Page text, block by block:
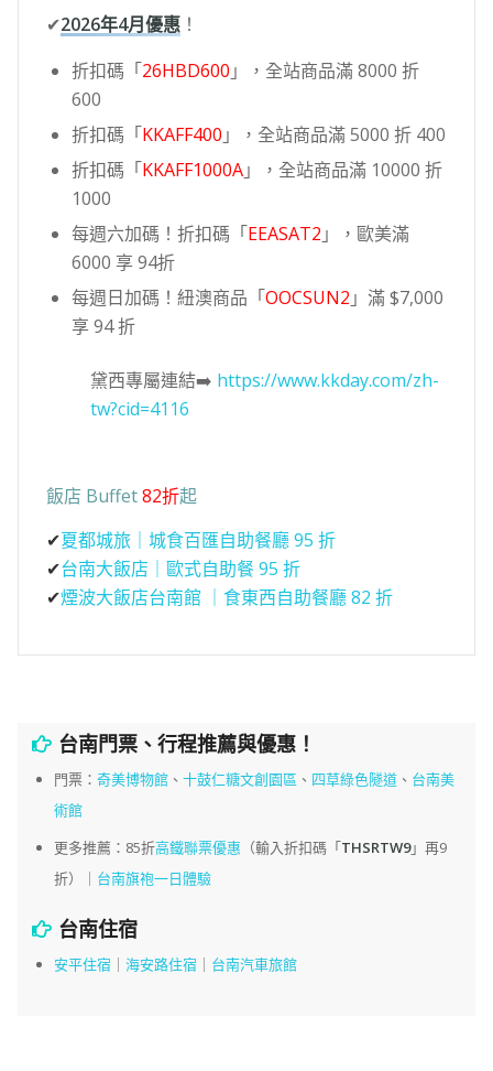
✔2026年4月優惠！
折扣碼「26HBD600 」，全站商品滿 8000 折
600
折扣碼「KKAFF400 」，全站商品滿 5000 折 400
折扣碼「KKAFF1000A」，全站商品滿 10000 折
1000
每週六加碼！折扣碼「EEASAT2 」，歐美滿
6000 享 94折
每週日加碼！紐澳商品「OOCSUN2 」滿 $7,000
享 94 折
黛西專屬連結➡️ https://www.kkday.com/zh-
tw?cid=4116
飯店 Buffet82折起
✔夏都城旅｜城食百匯自助餐廳 95 折
✔台南大飯店｜歐式自助餐 95 折
✔煙波大飯店台南館 ｜食東西自助餐廳 82 折
台南門票、行程推薦與優惠！
門票： 奇美博物館、 十鼓仁糖文創園區 、 四草綠色隧道、 台南美
術館
更多推薦：85折高鐵聯票優惠 （輸入折扣碼「THSRTW9」再9
折）｜ 台南旗袍一日體驗
台南住宿
安平住宿｜ 海安路住宿｜ 台南汽車旅館